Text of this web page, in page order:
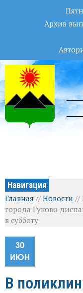
Архив
Навигация
Главная //Новости //
города Гуково
в субботу
30
ИЮН
В